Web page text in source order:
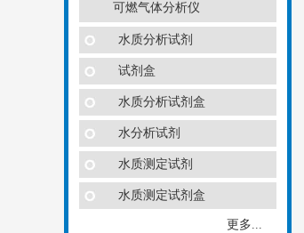
可燃气体分析仪
水质分析试剂
试剂盒
水质分析试剂盒
水分析试剂
水质测定试剂
水质测定试剂盒
更多...